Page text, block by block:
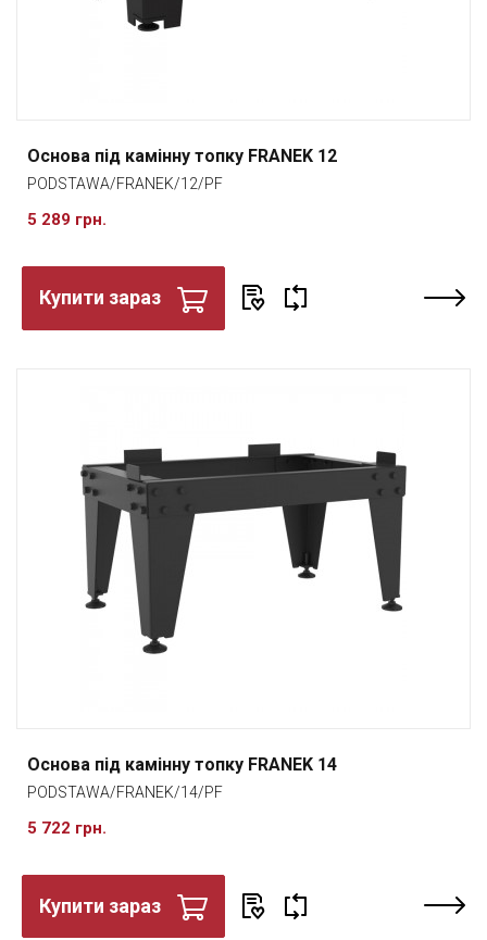
Основа під камінну топку FRANEK 12
PODSTAWA/FRANEK/12/PF
5 289 грн.
Купити зараз
Основа під камінну топку FRANEK 14
PODSTAWA/FRANEK/14/PF
5 722 грн.
Купити зараз